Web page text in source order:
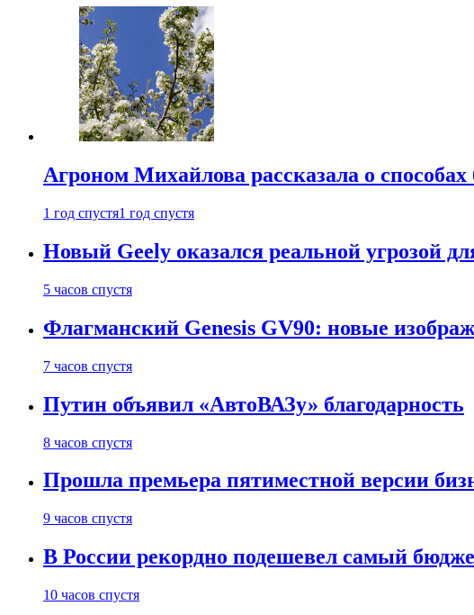
Агроном Михайлова рассказала о
1 год спустя1 год спустя
Новый Geely оказался реальной угрозой
5 часов спустя
Флагманский Genesis GV90: новые
7 часов спустя
Путин объявил «АвтоВАЗу» благодарность
8 часов спустя
Прошла премьера пятиместной версии
9 часов спустя
В России рекордно подешевел самый
10 часов спустя